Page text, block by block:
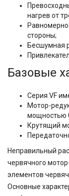
нагрев от
стороны;
Бесшумная
Базовые
Серия VF
Мотор-
мощностью
Крутящий
Неправильный
червячного
элементов
Основные